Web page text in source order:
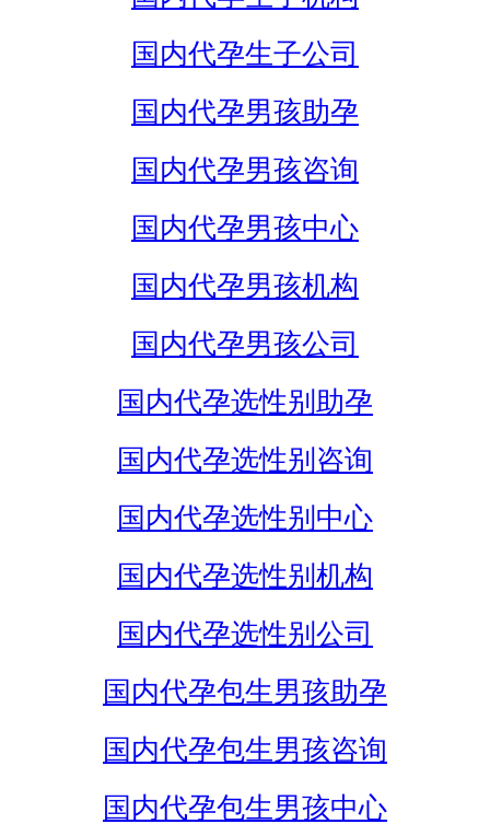
国内代孕生子公司
国内代孕男孩助孕
国内代孕男孩咨询
国内代孕男孩中心
国内代孕男孩机构
国内代孕男孩公司
国内代孕选性别助孕
国内代孕选性别咨询
国内代孕选性别中心
国内代孕选性别机构
国内代孕选性别公司
国内代孕包生男孩助孕
国内代孕包生男孩咨询
国内代孕包生男孩中心